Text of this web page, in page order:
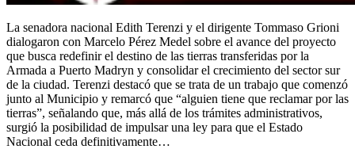
La senadora nacional Edith Terenzi y el dirigente Tommaso Grioni
dialogaron con Marcelo Pérez Medel sobre el avance del proyecto
que busca redefinir el destino de las tierras transferidas por la
Armada a Puerto Madryn y consolidar el crecimiento del sector sur
de la ciudad. Terenzi destacó que se trata de un trabajo que comenzó
junto al Municipio y remarcó que “alguien tiene que reclamar por las
tierras”, señalando que, más allá de los trámites administrativos,
surgió la posibilidad de impulsar una ley para que el Estado
Nacional ceda definitivamente…